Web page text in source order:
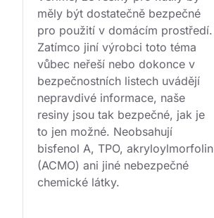
měly být dostatečně bezpečné
pro použití v domácím prostředí.
Zatímco jiní výrobci toto téma
vůbec neřeší nebo dokonce v
bezpečnostních listech uvádějí
nepravdivé informace, naše
resiny jsou tak bezpečné, jak je
to jen možné. Neobsahují
bisfenol A, TPO, akryloylmorfolin
(ACMO) ani jiné nebezpečné
chemické látky.